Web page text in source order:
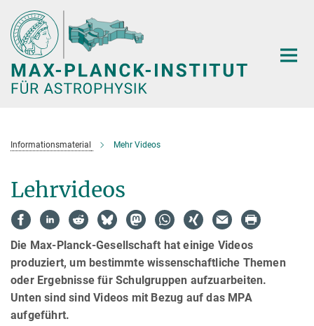
Hauptinhalt
Informationsmaterial Mehr Videos
Lehrvideos
Die Max-Planck-Gesellschaft hat einige Videos
produziert, um bestimmte wissenschaftliche Themen
oder Ergebnisse für Schulgruppen aufzuarbeiten.
Unten sind sind Videos mit Bezug auf das MPA
aufgeführt.